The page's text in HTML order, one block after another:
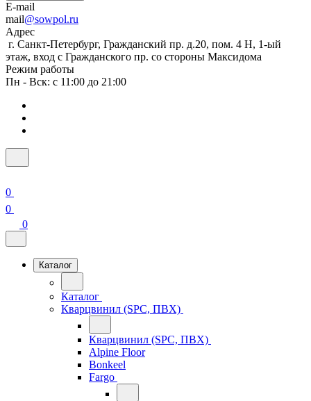
E-mail
mail@sowpol.ru
Адрес
г. Санкт-Петербург, Гражданский пр. д.20, пом. 4 Н, 1-ый
этаж, вход с Гражданского пр. со стороны Максидома
Режим работы
Пн - Вск: с 11:00 до 21:00
0
0
0
Каталог
Каталог
Кварцвинил (SPC, ПВХ)
Кварцвинил (SPC, ПВХ)
Alpine Floor
Bonkeel
Fargo